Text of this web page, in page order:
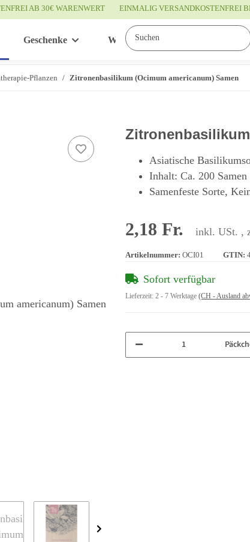
AB 30€ WARENWERT EINMALIG VERSANDKOSTENFREI
Geschenke Wissenswertes
Pflanzen Zitronenbasilikum (Ocimum americanum) Samen
Asiatische
Inhalt: Ca. 200 Samen
Samenfeste Sorte,
2,18 Fr. inkl. USt. ,
Artikelnummer: OCI01 GTIN:
Sofort verfügbar
Lieferzeit: 2 - 7 Werktage (CH - Ausland